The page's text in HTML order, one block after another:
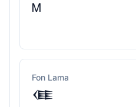
Ꮇ
Fon Lama
𒈪